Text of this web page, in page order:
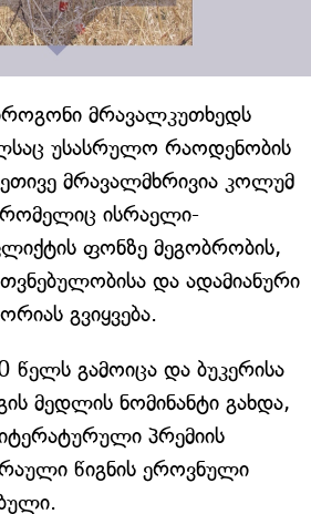
მრავალკუთხედს
უსასრულო რაოდენობის
მრავალმხრივია კოლუმ
რომელიც ისრაელი-
ფონზე მეგობრობის,
და ადამიანური
გვიყვება.
წელს გამოიცა და ბუკერისა
მედლის ნომინანტი გახდა,
პრემიის
წიგნის ეროვნული